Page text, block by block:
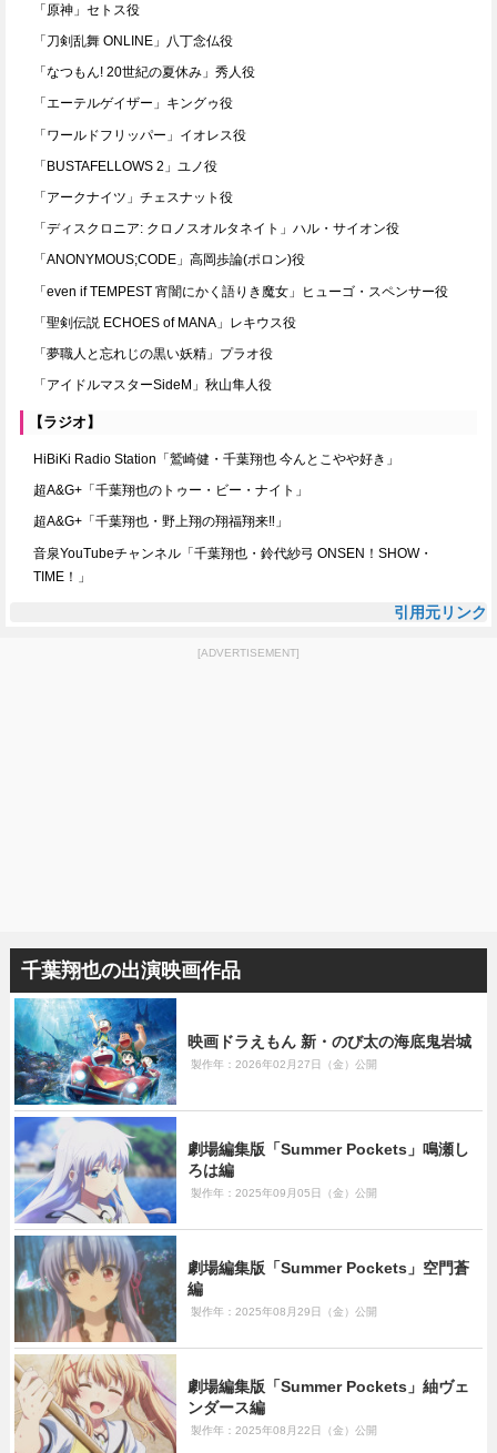
「原神」セトス役
「刀剣乱舞 ONLINE」八丁念仏役
「なつもん! 20世紀の夏休み」秀人役
「エーテルゲイザー」キングゥ役
「ワールドフリッパー」イオレス役
「BUSTAFELLOWS 2」ユノ役
「アークナイツ」チェスナット役
「ディスクロニア: クロノスオルタネイト」ハル・サイオン役
「ANONYMOUS;CODE」高岡歩論(ポロン)役
「even if TEMPEST 宵闇にかく語りき魔女」ヒューゴ・スペンサー役
「聖剣伝説 ECHOES of MANA」レキウス役
「夢職人と忘れじの黒い妖精」プラオ役
「アイドルマスターSideM」秋山隼人役
【ラジオ】
HiBiKi Radio Station「鷲崎健・千葉翔也 今んとこやや好き」
超A&G+「千葉翔也のトゥー・ビー・ナイト」
超A&G+「千葉翔也・野上翔の翔福翔来‼」
音泉YouTubeチャンネル「千葉翔也・鈴代紗弓 ONSEN！SHOW・
TIME！」
引用元リンク
[ADVERTISEMENT]
千葉翔也の出演映画作品
映画ドラえもん 新・のび太の海底鬼岩城
製作年：2026年02月27日（金）公開
劇場編集版「Summer Pockets」鳴瀬し
ろは編
製作年：2025年09月05日（金）公開
劇場編集版「Summer Pockets」空門蒼
編
製作年：2025年08月29日（金）公開
劇場編集版「Summer Pockets」紬ヴェ
ンダース編
製作年：2025年08月22日（金）公開